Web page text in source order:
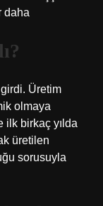
daha
Üretim
olmaya
ilk birkaç yılda
üretilen
sorusuyla